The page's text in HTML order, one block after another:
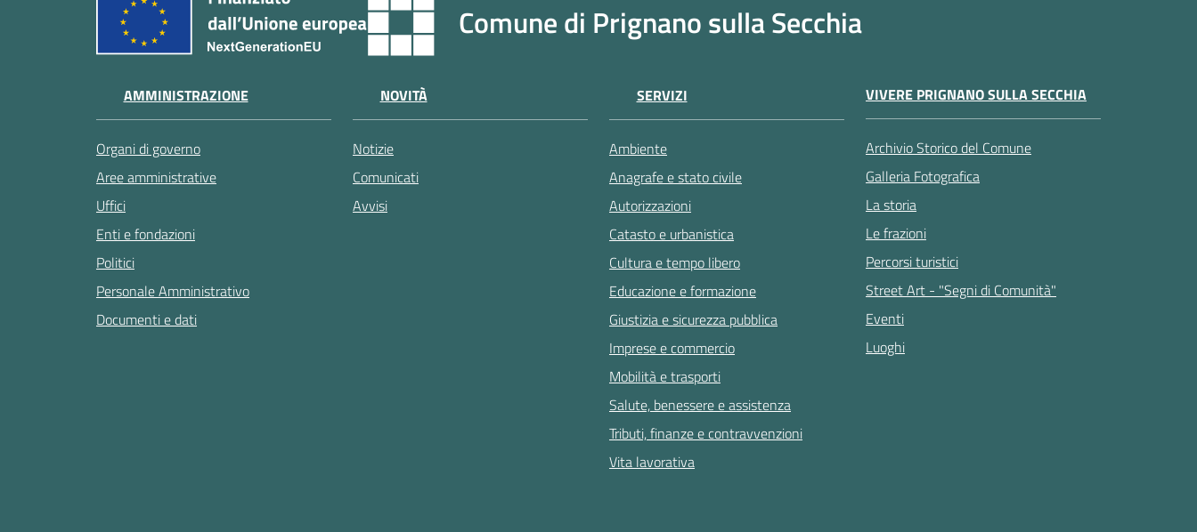
Comune di Prignano sulla Secchia
AMMINISTRAZIONE
Organi di governo
Aree amministrative
Uffici
Enti e fondazioni
Politici
Personale Amministrativo
Documenti e dati
NOVITÀ
Notizie
Comunicati
Avvisi
SERVIZI
Ambiente
Anagrafe e stato civile
Autorizzazioni
Catasto e urbanistica
Cultura e tempo libero
Educazione e formazione
Giustizia e sicurezza pubblica
Imprese e commercio
Mobilità e trasporti
Salute, benessere e assistenza
Tributi, finanze e contravvenzioni
Vita lavorativa
VIVERE PRIGNANO SULLA SECCHIA
Archivio Storico del Comune
Galleria Fotografica
La storia
Le frazioni
Percorsi turistici
Street Art - "Segni di Comunità"
Eventi
Luoghi